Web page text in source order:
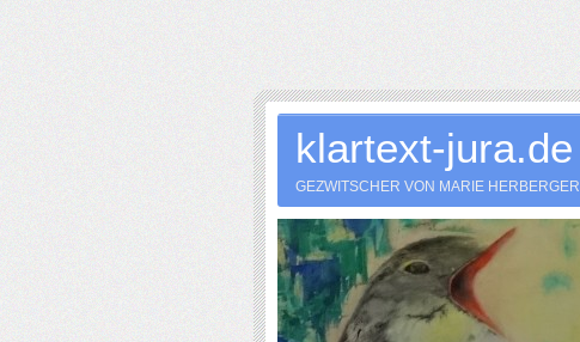
klartext-jura.de
GEZWITSCHER VON MARIE HERBERGER